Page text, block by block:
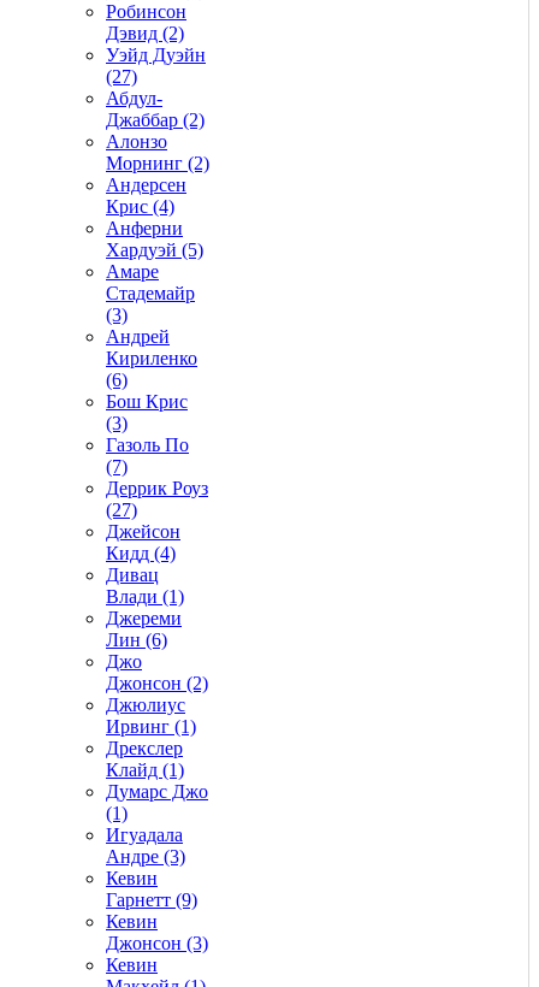
Робинсон
Дэвид (2)
Уэйд Дуэйн
(27)
Абдул-
Джаббар (2)
Алонзо
Морнинг (2)
Андерсен
Крис (4)
Анферни
Xардуэй (5)
Амаре
Стадемайр
(3)
Андрей
Кириленко
(6)
Бош Крис
(3)
Газоль По
(7)
Деррик Роуз
(27)
Джейсон
Кидд (4)
Дивац
Влади (1)
Джереми
Лин (6)
Джо
Джонсон (2)
Джюлиус
Ирвинг (1)
Дрекслер
Клайд (1)
Думарс Джо
(1)
Игуадала
Андре (3)
Кевин
Гарнетт (9)
Кевин
Джонсон (3)
Кевин